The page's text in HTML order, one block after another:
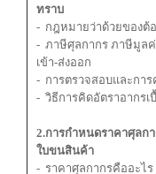
ทราบ
- กฎหมายว่าด้วยของต้
- ภาษีศุลกากร ภาษีมูลค่
เข้า-ส่งออก
- การตรวจสอบและกา
- วิธีการคิดอัตราอากรเ
2.การกำหนดราคาศุลกา
ใบขนสินค้า
- ราคาศุลกากรคืออะไร